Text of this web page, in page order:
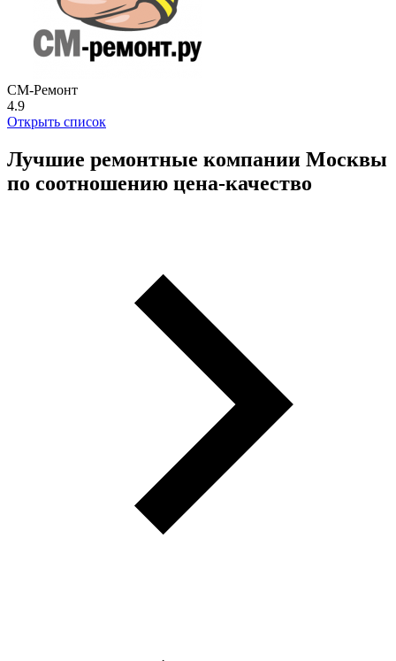
СМ-Ремонт
4.9
Открыть список
Лучшие ремонтные компании Москвы
по соотношению цена-качество